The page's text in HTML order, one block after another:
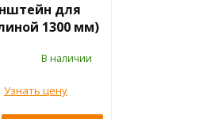
для
1300 мм)
В наличии
Узнать цену